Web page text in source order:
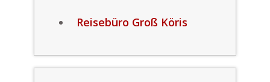
Reisebüro Groß Köris